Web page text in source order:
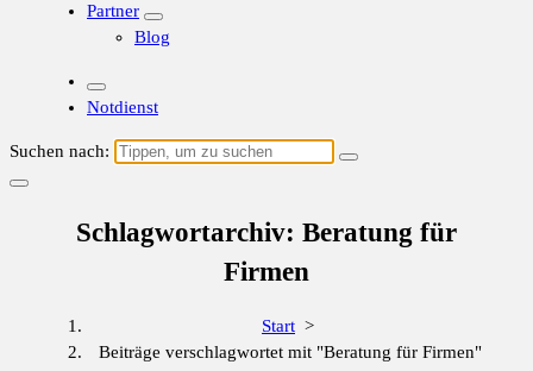
Partner
Blog
Notdienst
Suchen nach:
Schlagwortarchiv: Beratung für
Firmen
Start >
Beiträge verschlagwortet mit "Beratung für Firmen"